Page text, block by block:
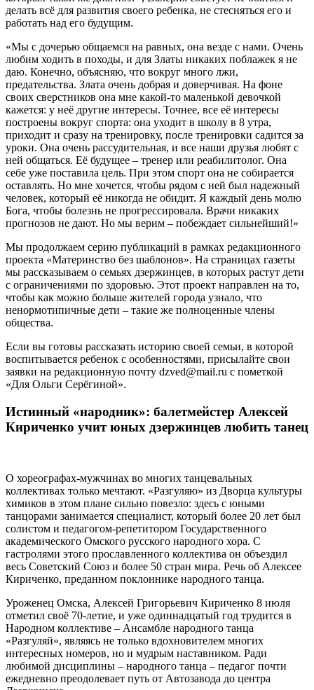
делать всё для развития своего ребенка, не стесняться его и
работать над его будущим.
«Мы с дочерью общаемся на равных, она везде с нами. Очень
любим ходить в походы, и для Златы никаких поблажек я не
даю. Конечно, объясняю, что вокруг много лжи,
предательства. Злата очень добрая и доверчивая. На фоне
своих сверстников она мне какой-то маленькой девочкой
кажется: у неё другие интересы. Точнее, все её интересы
построены вокруг спорта: она уходит в школу в 8 утра,
приходит и сразу на тренировку, после тренировки садится за
уроки. Она очень рассудительная, и все наши друзья любят с
ней общаться. Её будущее – тренер или реабилитолог. Она
себе уже поставила цель. При этом спорт она не собирается
оставлять. Но мне хочется, чтобы рядом с ней был надежный
человек, который её никогда не обидит. Я каждый день молю
Бога, чтобы болезнь не прогрессировала. Врачи никаких
прогнозов не дают. Но мы верим – побеждает сильнейший!»
Мы продолжаем серию публикаций в рамках редакционного
проекта «Материнство без шаблонов». На страницах газеты
мы рассказываем о семьях дзержинцев, в которых растут дети
с ограничениями по здоровью. Этот проект направлен на то,
чтобы как можно больше жителей города узнало, что
ненормотипичные дети – такие же полноценные члены
общества.
Если вы готовы рассказать историю своей семьи, в которой
воспитывается ребенок с особенностями, присылайте свои
заявки на редакционную почту dzved@mail.ru с пометкой
«Для Ольги Серёгиной».
Истинный «народник»: балетмейстер Алексей
Кириченко учит юных дзержинцев любить танец
О хореографах-мужчинах во многих танцевальных
коллективах только мечтают. «Разгуляю» из Дворца культуры
химиков в этом плане сильно повезло: здесь с юными
танцорами занимается специалист, который более 20 лет был
солистом и педагогом-репетитором Государственного
академического Омского русского народного хора. С
гастролями этого прославленного коллектива он объездил
весь Советский Союз и более 50 стран мира. Речь об Алексее
Кириченко, преданном поклоннике народного танца.
Уроженец Омска, Алексей Григорьевич Кириченко 8 июля
отметил своё 70-летие, и уже одиннадцатый год трудится в
Народном коллективе – Ансамбле народного танца
«Разгуляй», являясь не только вдохновителем многих
интересных номеров, но и мудрым наставником. Ради
любимой дисциплины – народного танца – педагог почти
ежедневно преодолевает путь от Автозавода до центра